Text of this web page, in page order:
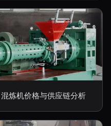
炼机价格与供应链分析